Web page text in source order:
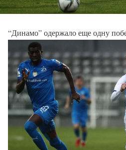
“Динамо” одержало еще одну